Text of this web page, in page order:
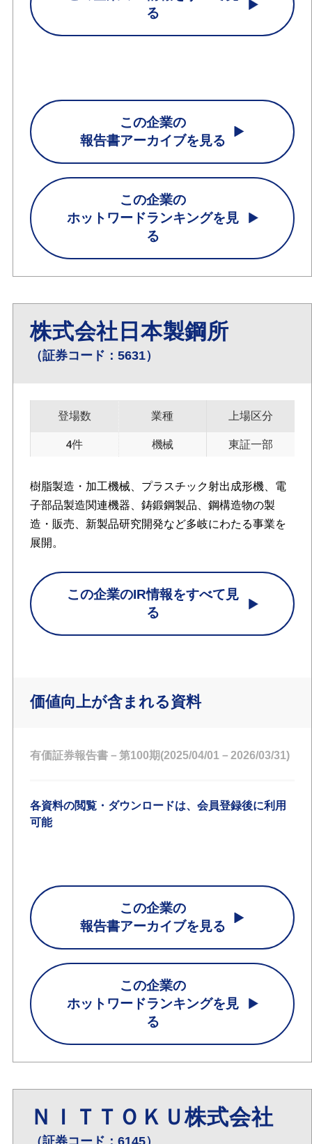
る
この企業の
報告書アーカイブを見る
この企業の
ホットワードランキングを見
る
株式会社日本製鋼所
（証券コード：5631）
登場数
4件
業種
機械
上場区分
東証一部
樹脂製造・加工機械、プラスチック射出成形機、電
子部品製造関連機器、鋳鍛鋼製品、鋼構造物の製
造・販売、新製品研究開発など多岐にわたる事業を
展開。
この企業のIR情報をすべて見
る
価値向上が含まれる資料
有価証券報告書－第100期(2025/04/01－2026/03/31)
各資料の閲覧・ダウンロードは、会員登録後に利用
可能
この企業の
報告書アーカイブを見る
この企業の
ホットワードランキングを見
る
ＮＩＴＴＯＫＵ株式会社